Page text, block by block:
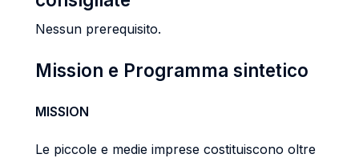
Nessun prerequisito.
Mission e Programma sintetico
MISSION
Le piccole e medie imprese costituiscono oltre